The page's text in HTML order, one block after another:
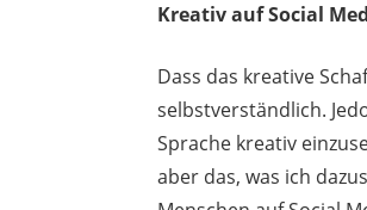
Kreativ auf Social
Dass das kreative
selbstverständlich.
Sprache kreativ
aber das, was ich